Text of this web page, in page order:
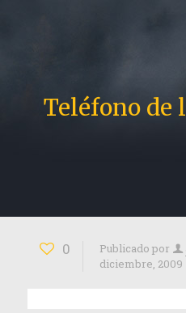
Teléfono de
0 Publicado por
diciembre, 2009